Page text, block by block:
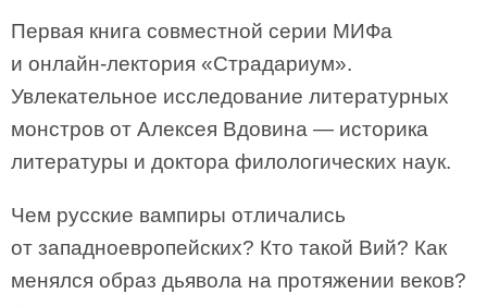
Первая книга совместной серии МИФа
и онлайн-лектория «Страдариум».
Увлекательное исследование литературных
монстров от Алексея Вдовина — историка
литературы и доктора филологических наук.
Чем русские вампиры отличались
от западноевропейских? Кто такой Вий? Как
менялся образ дьявола на протяжении веков?